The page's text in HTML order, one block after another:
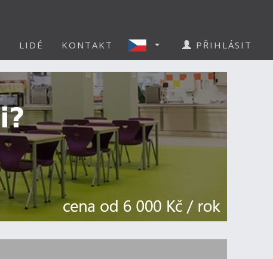
LIDÉ KONTAKT PŘIHLÁSIT